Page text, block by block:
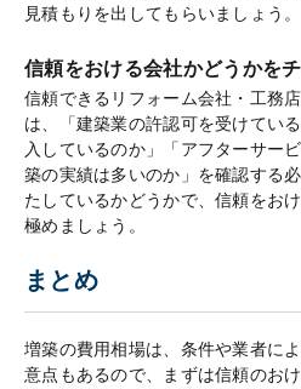
見積もりを出してもらいましょう。
信頼をおける会社かどうかを
信頼できるリフォーム会社・工務
は、「建築業の許認可を受けてい
入しているのか」「アフターサー
築の実績は多いのか」を確認する
たしているかどうかで、信頼をお
極めましょう。
まとめ
増築の費用相場は、条件や業者に
意点もあるので、まずは信頼のお